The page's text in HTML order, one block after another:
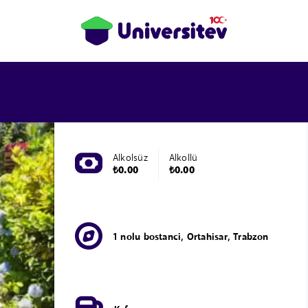
Alkolsüz
₺0.00
Alkollü
₺0.00
1 nolu bostanci, Ortahisar, Trabzon